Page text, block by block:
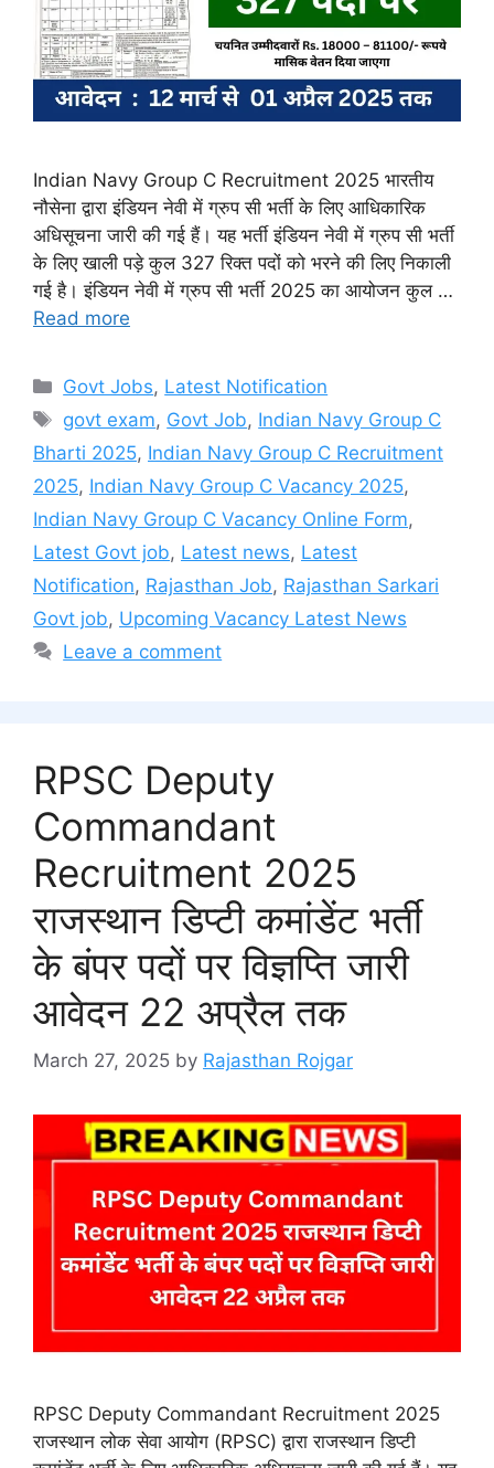
Indian Navy Group C Recruitment 2025 भारतीय
नौसेना द्वारा इंडियन नेवी में ग्रुप सी भर्ती के लिए आधिकारिक
अधिसूचना जारी की गई हैं। यह भर्ती इंडियन नेवी में ग्रुप सी भर्ती
के लिए खाली पड़े कुल 327 रिक्त पदों को भरने की लिए निकाली
गई है। इंडियन नेवी में ग्रुप सी भर्ती 2025 का आयोजन कुल …
Read more
Categories
Govt Jobs, Latest Notification
Tags
govt exam, Govt Job, Indian Navy Group C
Bharti 2025, Indian Navy Group C Recruitment
2025, Indian Navy Group C Vacancy 2025,
Indian Navy Group C Vacancy Online Form,
Latest Govt job, Latest news, Latest
Notification, Rajasthan Job, Rajasthan Sarkari
Govt job, Upcoming Vacancy Latest News
Leave a comment
RPSC Deputy
Commandant
Recruitment 2025
राजस्थान डिप्टी कमांडेंट भर्ती
के बंपर पदों पर विज्ञप्ति जारी
आवेदन 22 अप्रैल तक
March 27, 2025 by Rajasthan Rojgar
RPSC Deputy Commandant Recruitment 2025
राजस्थान लोक सेवा आयोग (RPSC) द्वारा राजस्थान डिप्टी